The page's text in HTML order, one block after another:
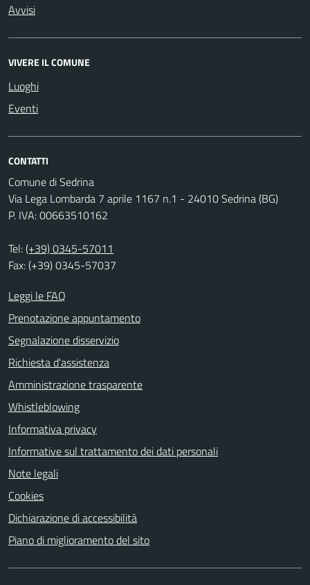
Avvisi
VIVERE IL COMUNE
Luoghi
Eventi
CONTATTI
Comune di Sedrina
Via Lega Lombarda 7 aprile 1167 n.1 - 24010 Sedrina (BG)
P. IVA: 00663510162
Tel:(+39) 0345-57011
Fax: (+39) 0345-57037
Leggi le FAQ
Prenotazione appuntamento
Segnalazione disservizio
Richiesta d'assistenza
Amministrazione trasparente
Whistleblowing
Informativa privacy
Informative sul trattamento dei dati personali
Note legali
Cookies
Dichiarazione di accessibilità
Piano di miglioramento del sito